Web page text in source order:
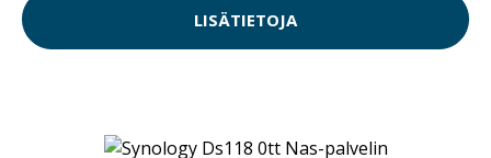
LISÄTIETOJA